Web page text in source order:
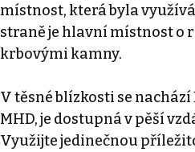
místnost, která byla
straně je hlavní místnost o
krbovými kamny.
V těsné blízkosti se
MHD, je dostupná v pěší
Využijte jedinečnou